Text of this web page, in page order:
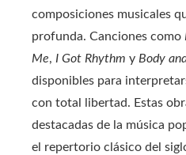
composiciones musicales
profunda. Canciones como
Me, I Got Rhythm y Body
disponibles para
con total libertad. Estas
destacadas de la música
el repertorio clásico del